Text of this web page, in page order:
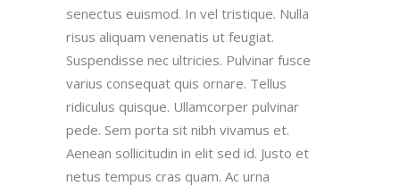
senectus euismod. In vel tristique. Nulla
risus aliquam venenatis ut feugiat.
Suspendisse nec ultricies. Pulvinar fusce
varius consequat quis ornare. Tellus
ridiculus quisque. Ullamcorper pulvinar
pede. Sem porta sit nibh vivamus et.
Aenean sollicitudin in elit sed id. Justo et
netus tempus cras quam. Ac urna